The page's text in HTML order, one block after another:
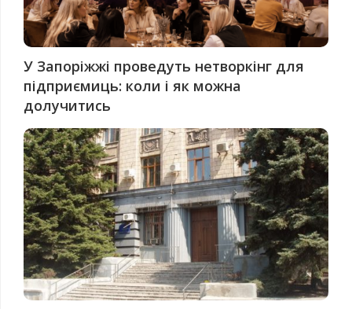
У Запоріжжі проведуть нетворкінг для
підприємиць: коли і як можна
долучитись